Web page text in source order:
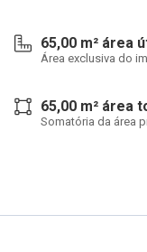
65,00 m² área
Área exclusiva do
65,00 m² área
Somatória da área